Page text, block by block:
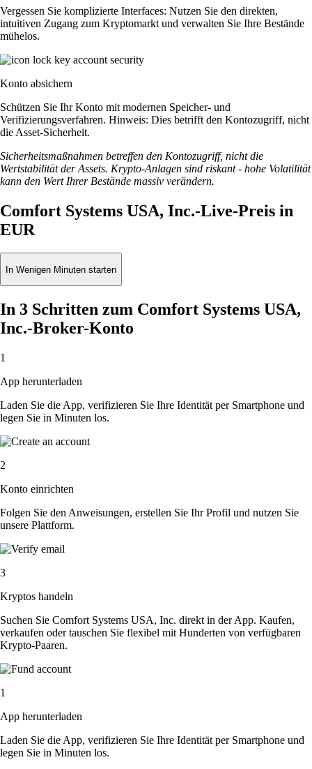
Vergessen Sie komplizierte Interfaces: Nutzen Sie den direkten,
intuitiven Zugang zum Kryptomarkt und verwalten Sie Ihre Bestände
mühelos.
Konto absichern
Schützen Sie Ihr Konto mit modernen Speicher- und
Verifizierungsverfahren. Hinweis: Dies betrifft den Kontozugriff, nicht
die Asset-Sicherheit.
Sicherheitsmaßnahmen betreffen den Kontozugriff, nicht die
Wertstabilität der Assets. Krypto-Anlagen sind riskant - hohe Volatilität
kann den Wert Ihrer Bestände massiv verändern.
Comfort Systems USA, Inc.-Live-Preis in
EUR
In Wenigen Minuten starten
In 3 Schritten zum Comfort Systems USA,
Inc.-Broker-Konto
1
App herunterladen
Laden Sie die App, verifizieren Sie Ihre Identität per Smartphone und
legen Sie in Minuten los.
2
Konto einrichten
Folgen Sie den Anweisungen, erstellen Sie Ihr Profil und nutzen Sie
unsere Plattform.
3
Kryptos handeln
Suchen Sie Comfort Systems USA, Inc. direkt in der App. Kaufen,
verkaufen oder tauschen Sie flexibel mit Hunderten von verfügbaren
Krypto-Paaren.
1
App herunterladen
Laden Sie die App, verifizieren Sie Ihre Identität per Smartphone und
legen Sie in Minuten los.